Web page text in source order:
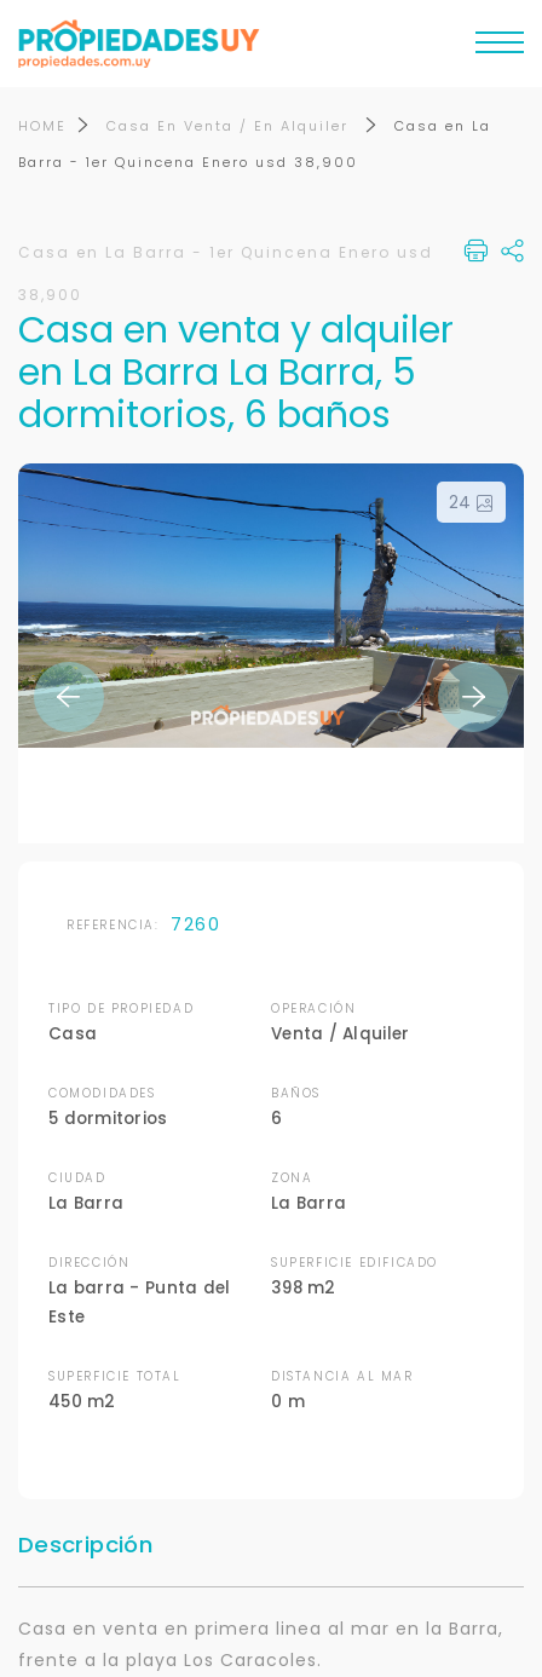
HOME Casa En Venta / En Alquiler
Casa en La
Barra - 1er Quincena Enero usd 38,900
Casa en La Barra - 1er Quincena Enero usd
38,900
Casa en venta y alquiler
en La Barra La Barra, 5
dormitorios, 6 baños
24
REFERENCIA: 7260
TIPO DE PROPIEDAD
Casa
OPERACIÓN
Venta / Alquiler
COMODIDADES
5 dormitorios
BAÑOS
6
CIUDAD
La Barra
ZONA
La Barra
DIRECCIÓN
La barra - Punta del
Este
SUPERFICIE EDIFICADO
398 m2
SUPERFICIE TOTAL
450 m2
DISTANCIA AL MAR
0 m
Descripción
Casa en venta en primera linea al mar en la Barra,
frente a la playa Los Caracoles.